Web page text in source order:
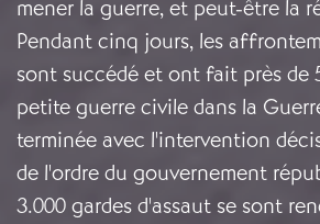
mener la guerre, et peut-être la
Pendant cinq jours, les
sont succédé et ont fait près de
petite guerre civile dans la
terminée avec l'intervention
de l'ordre du gouvernement
3.000 gardes d'assaut se sont